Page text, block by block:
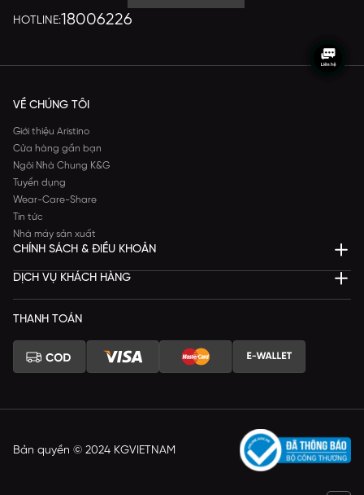
HOTLINE:18006226
VỀ CHÚNG TÔI
Giới thiệu Aristino
Cửa hàng gần bạn
Ngôi Nhà Chung K&G
Tuyển dụng
Wear-Care-Share
Tin tức
Nhà máy sản xuất
CHÍNH SÁCH & ĐIỀU KHOẢN
DỊCH VỤ KHÁCH HÀNG
THANH TOÁN
Bản quyền © 2024 KGVIETNAM